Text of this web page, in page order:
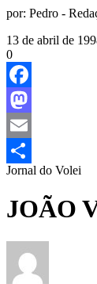
por: Pedro -
13 de abril de
0
Facebook
Mastodon
Email
Share
Jornal do Volei
JOÃO